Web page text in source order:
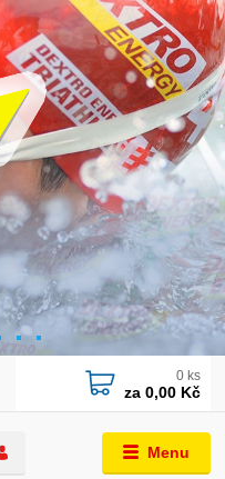
Menu
0 ks
za 0,00 Kč